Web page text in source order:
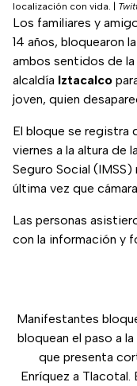
localización con vida.
Los familiares y
14 años, bloquearon
ambos sentidos de la
alcaldía Iztacalco
joven, quien
El bloque se registra
viernes a la altura de
Seguro Social (IMSS)
última vez que
Las personas
con la información y
Manifestantes
bloquean el paso a
que presenta
Enríquez a Tlacotal.